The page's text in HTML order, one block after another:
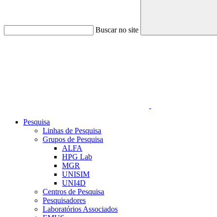
Buscar no site
Pesquisa
Linhas de Pesquisa
Grupos de Pesquisa
ALFA
HPG Lab
MGR
UNISIM
UNI4D
Centros de Pesquisa
Pesquisadores
Laboratórios Associados